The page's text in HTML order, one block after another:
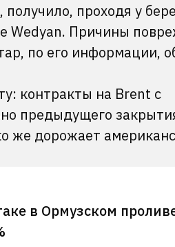
проходя у
Wedyan. Причины
по его информации,
контракты на Brent с
предыдущего
же дорожает
в Ормузском